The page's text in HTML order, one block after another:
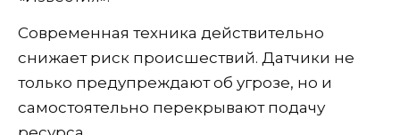
Современная техника действительно
снижает риск происшествий. Датчики не
только предупреждают об угрозе, но и
самостоятельно перекрывают подачу